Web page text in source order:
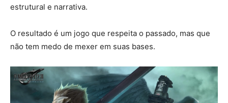
estrutural e narrativa.
O resultado é um jogo que respeita o passado, mas que
não tem medo de mexer em suas bases.